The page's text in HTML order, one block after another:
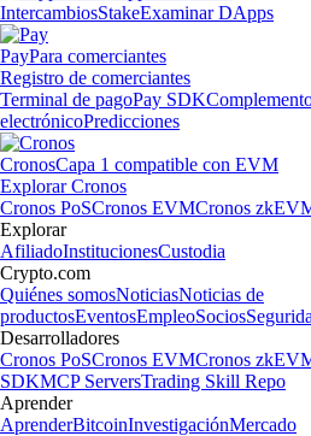
IntercambiosStakeExaminar DApps
PayPara comerciantes
Registro de comerciantes
Terminal de pagoPay SDK
electrónicoPredicciones
CronosCapa 1 compatible con EVM
Explorar Cronos
Cronos PoSCronos EVMCronos
Explorar
AfiliadoInstitucionesCustodia
Crypto.com
Quiénes somosNoticiasNoticias de
productosEventosEmpleoSocios
Desarrolladores
Cronos PoSCronos EVMCronos
SDKMCP ServersTrading Skill Repo
Aprender
AprenderBitcoinInvestigaciónMercado